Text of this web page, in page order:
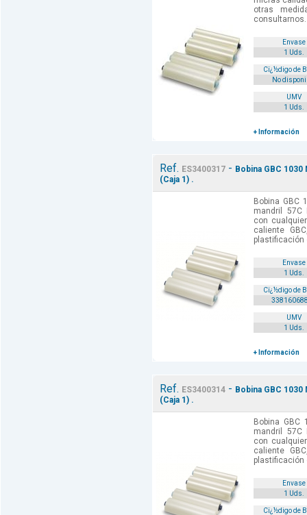
otras
consultarnos.
Envase
1 Uds.
Cï¿½digo de
No
UMV
1 Uds.
+ Información
Ref. ES3400317 - Bobina GBC
(Caja 1) .
Bobina GBC
mandril 57C
con
caliente
plastificación
Envase
1 Uds.
Cï¿½digo de
UMV
1 Uds.
+ Información
Ref. ES3400314 - Bobina GBC
(Caja 1) .
Bobina
mandril 57C
con
caliente
plastificación
Envase
1 Uds.
Cï¿½digo de